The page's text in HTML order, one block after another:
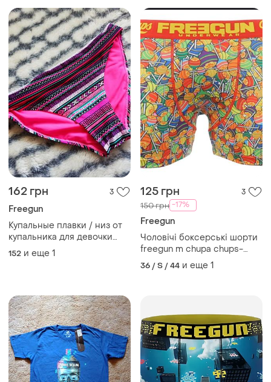
162 грн 3
Freegun
Купальные плавки / низ от
купальника для девочки
freegun
152 и еще 1
125 грн 3
150 грн -17%
Freegun
Чоловічі боксерські шорти
freegun m chupa chups-
graffiti з мікрофібри,
36 / S / 44 и еще 1